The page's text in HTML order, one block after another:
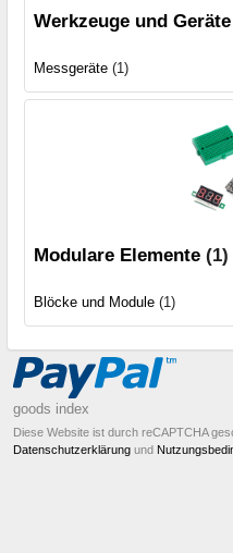
Werkzeuge und Geräte
Messgeräte (1)
Modulare Elemente (1)
Blöcke und Module (1)
goods index
Diese Website ist durch reCAPTCHA
Datenschutzerklärung und